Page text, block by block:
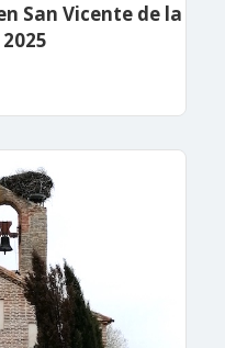
San Vicente de la